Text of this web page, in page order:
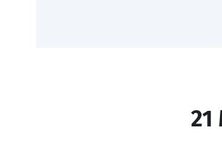
21